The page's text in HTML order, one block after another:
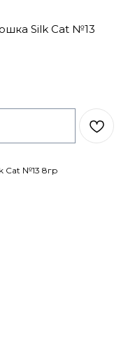
Silk Cat №13
Cat №13 8гр